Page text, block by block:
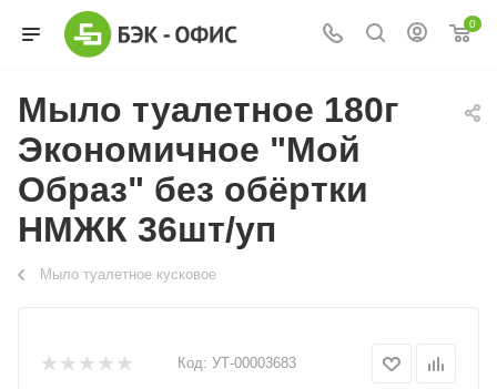
0
Мыло туалетное 180г
Экономичное "Мой
Образ" без обёртки
НМЖК 36шт/уп
Мыло туалетное кусковое
Код: УТ-00003683